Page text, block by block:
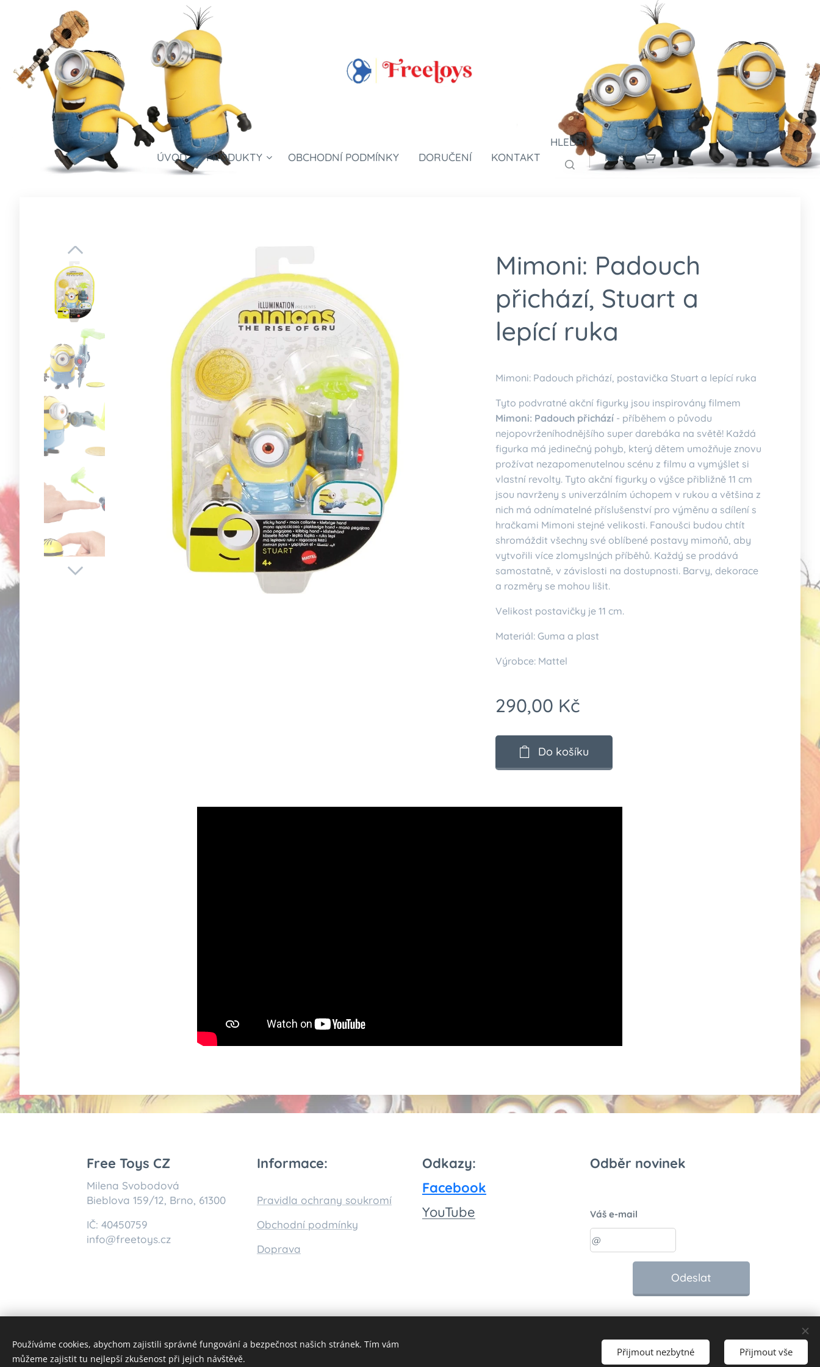
ÚVOD PRODUKTY OBCHODNÍ PODMÍNKY DORUČENÍ KONTAKT
HLEDAT
KOŠÍK
Mimoni: Padouch
přichází, Stuart a
lepící ruka
Mimoni: Padouch přichází, postavička Stuart a lepící ruka
Tyto podvratné akční figurky jsou inspirovány filmem
Mimoni: Padouch přichází - příběhem o původu
nejopovrženíhodnějšího super darebáka na světě! Každá
figurka má jedinečný pohyb, který dětem umožňuje znovu
prožívat nezapomenutelnou scénu z filmu a vymýšlet si
vlastní revolty. Tyto akční figurky o výšce přibližně 11 cm
jsou navrženy s univerzálním úchopem v rukou a většina z
nich má odnímatelné příslušenství pro výměnu a sdílení s
hračkami Mimoni stejné velikosti. Fanoušci budou chtít
shromáždit všechny své oblíbené postavy mimoňů, aby
vytvořili více zlomyslných příběhů. Každý se prodává
samostatně, v závislosti na dostupnosti. Barvy, dekorace
a rozměry se mohou lišit.
Velikost postavičky je 11 cm.
Materiál: Guma a plast
Výrobce: Mattel
290,00 Kč
Do košíku
Free Toys CZ
Milena Svobodová
Bieblova 159/12, Brno, 61300
IČ: 40450759
info@freetoys.cz
Informace:
Pravidla ochrany soukromí
Obchodní podmínky
Doprava
Odkazy:
Facebook
YouTube
Odběr novinek
Váš e-mail
Odeslat
Používáme cookies, abychom zajistili správné fungování a bezpečnost našich stránek. Tím vám
můžeme zajistit tu nejlepší zkušenost při jejich návštěvě.
Přijmout nezbytné Přijmout vše